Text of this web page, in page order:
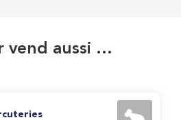
vend aussi …